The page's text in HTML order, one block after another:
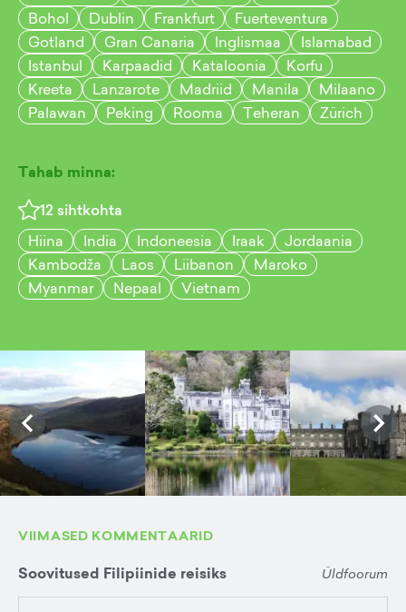
Bohol
Dublin Frankfurt
Fuerteventura
Gotland
Gran Canaria Inglismaa
Islamabad
Istanbul
Karpaadid Kataloonia
Korfu
Kreeta
Lanzarote Madriid Manila
Milaano
Palawan
Peking Rooma Teheran Zürich
Tahab minna:
12 sihtkohta
Hiina
India Indoneesia Iraak
Jordaania
Kambodža
Laos Liibanon
Maroko
Myanmar
Nepaal Vietnam
VIIMASED KOMMENTAARID
Soovitused Filipiinide reisiks Üldfoorum